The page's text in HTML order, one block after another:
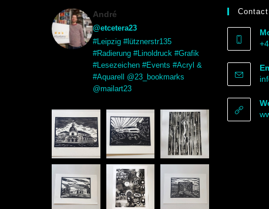
André
@etcetera23
#Leipzig #lütznerstr135
#Radierung #Linoldruck #Grafik
#Lesezeichen #Events #Acryl &
#Aquarell @23_bookmarks
@mailart23